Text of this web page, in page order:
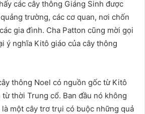
các cây thông Giáng Sinh được
trường, các cơ quan, nơi chốn
gia đình. Cha Patton cũng mời gọi
ý nghĩa Kitô giáo của cây thông
thông Noel có nguồn gốc từ Kitô
thời Trung cổ. Ban đầu nó không
là một cây trơ trụi có buộc những quả